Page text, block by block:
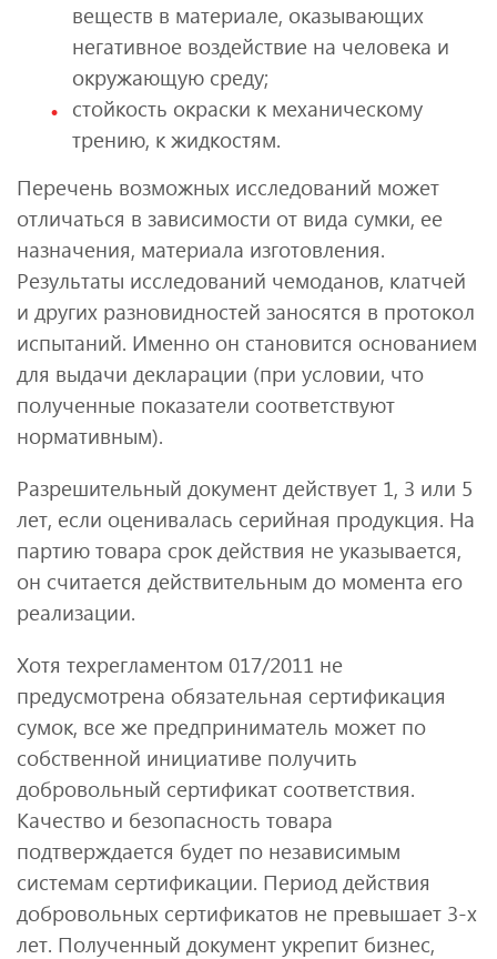
веществ в материале, оказывающих
негативное воздействие на человека и
окружающую среду;
стойкость окраски к механическому
трению, к жидкостям.
Перечень возможных исследований может
отличаться в зависимости от вида сумки, ее
назначения, материала изготовления.
Результаты исследований чемоданов, клатчей
и других разновидностей заносятся в протокол
испытаний. Именно он становится основанием
для выдачи декларации (при условии, что
полученные показатели соответствуют
нормативным).
Разрешительный документ действует 1, 3 или 5
лет, если оценивалась серийная продукция. На
партию товара срок действия не указывается,
он считается действительным до момента его
реализации.
Хотя техрегламентом 017/2011 не
предусмотрена обязательная сертификация
сумок, все же предприниматель может по
собственной инициативе получить
добровольный сертификат соответствия.
Качество и безопасность товара
подтверждается будет по независимым
системам сертификации. Период действия
добровольных сертификатов не превышает 3-х
лет. Полученный документ укрепит бизнес,